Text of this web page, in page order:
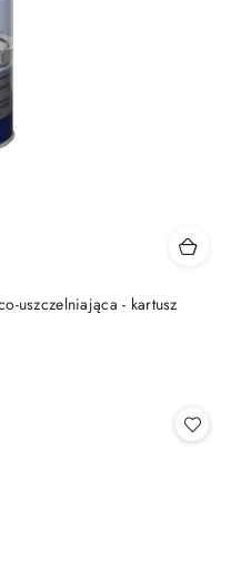
uszczelniająca - kartusz